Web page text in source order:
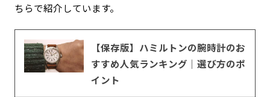
ちらで紹介しています。
【保存版】ハミルトンの腕時計のお
すすめ人気ランキング｜選び方のポ
イント